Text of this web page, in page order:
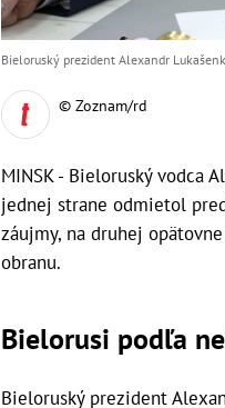
Bieloruský prezident Alexandr
© Zoznam/rd
MINSK - Bieloruský vodca
jednej strane odmietol
záujmy, na druhej
obranu.
Bielorusi podľa
Bieloruský prezident